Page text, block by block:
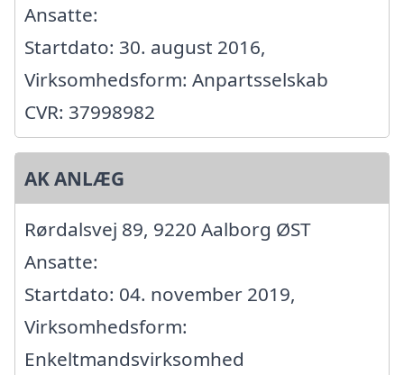
Ansatte:
Startdato: 30. august 2016,
Virksomhedsform: Anpartsselskab
CVR: 37998982
AK ANLÆG
Rørdalsvej 89, 9220 Aalborg ØST
Ansatte:
Startdato: 04. november 2019,
Virksomhedsform:
Enkeltmandsvirksomhed